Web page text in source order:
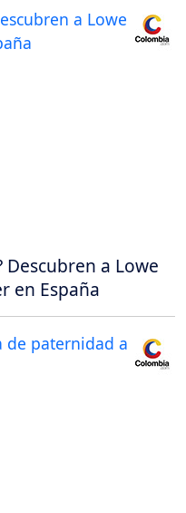
a Lowe
en España